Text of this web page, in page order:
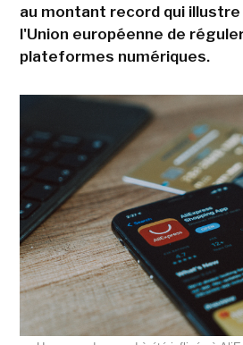
au montant record qui
l'Union européenne de
plateformes numériques.